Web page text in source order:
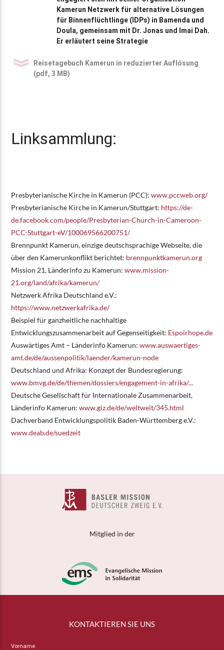
Kamerun Netzwerk für alternative Lösungen
für Binnenflüchtlinge (IDPs) in Bamenda und
Doula, gemeinsam mit Dr. Jonas und Imai Dah.
Er erläutert seine Strategie
Reisetagebuch Kamerun in reduzierter Auflösung
(pdf, 3 MB)
Linksammlung:
Presbyterianische Kirche in Kamerun (PCC):www.pccweb.org/
Presbyterianische Kirche in Kamerun/Stuttgart: https://de-
de.facebook.com/people/Presbyterian-Church-in-Cameroon-
PCC-Stuttgart-eV/100069566200751/
Brennpunkt Kamerun, einzige deutschsprachige Webseite, die
über den Kamerunkonflikt berichtet: brennpunktkamerun.org
Mission 21, Länderinfo zu Kamerun:www.mission-
21.org/land/afrika/kamerun/
Netzwerk Afrika Deutschland e.V.:
https://www.netzwerkafrika.de/
Beispiel für ganzheitliche nachhaltige
Entwicklungszusammenarbeit auf Gegenseitigkeit: Espoirhope.de
Auswärtiges Amt – Länderinfo Kamerun:www.auswaertiges-
amt.de/de/aussenpolitik/laender/kamerun-node
Deutschland und Afrika: Konzept der Bundesregierung:
www.bmvg.de/de/themen/dossiers/engagement-in-afrika/...
Deutsche Gesellschaft für Internationale Zusammenarbeit,
Länderinfo Kamerun:www.giz.de/de/weltweit/345.html
Dachverband Entwicklungspolitik Baden-Württemberg e.V.:
www.deab.de/suedzeit
Mitglied in der
KONTAKTIEREN SIE UNS
Vorname